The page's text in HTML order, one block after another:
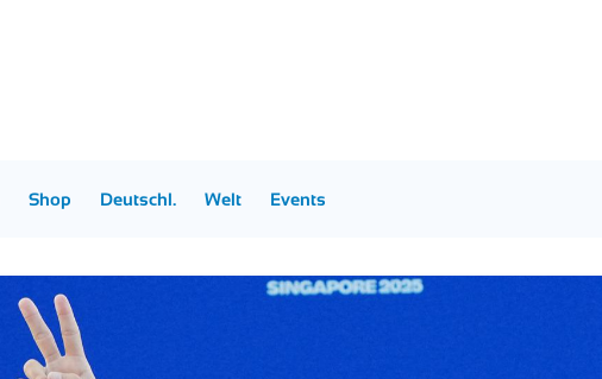
Shop Deutschl. Welt Events